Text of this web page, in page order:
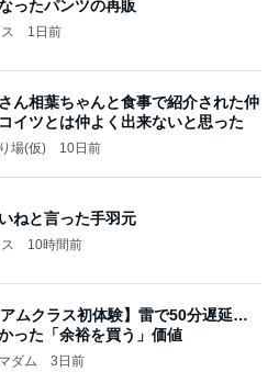
ったパンツの再販
1日前
ん相葉ちゃんと食事で紹介された仲
イツとは仲よく出来ないと思った
場(仮) 10日前
ねと言った手羽元
10時間前
アムクラス初体験】雷で50分遅延…
った「余裕を買う」価値
ダム 3日前